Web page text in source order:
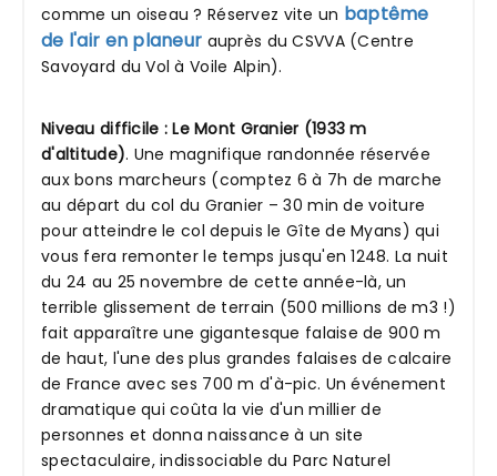
comme un oiseau ? Réservez vite un baptême
de l'air en planeur auprès du CSVVA (Centre
Savoyard du Vol à Voile Alpin).
Niveau difficile : Le Mont Granier (1933 m
d'altitude). Une magnifique randonnée réservée
aux bons marcheurs (comptez 6 à 7h de marche
au départ du col du Granier – 30 min de voiture
pour atteindre le col depuis le Gîte de Myans) qui
vous fera remonter le temps jusqu'en 1248. La nuit
du 24 au 25 novembre de cette année-là, un
terrible glissement de terrain (500 millions de m3 !)
fait apparaître une gigantesque falaise de 900 m
de haut, l'une des plus grandes falaises de calcaire
de France avec ses 700 m d'à-pic. Un événement
dramatique qui coûta la vie d'un millier de
personnes et donna naissance à un site
spectaculaire, indissociable du Parc Naturel